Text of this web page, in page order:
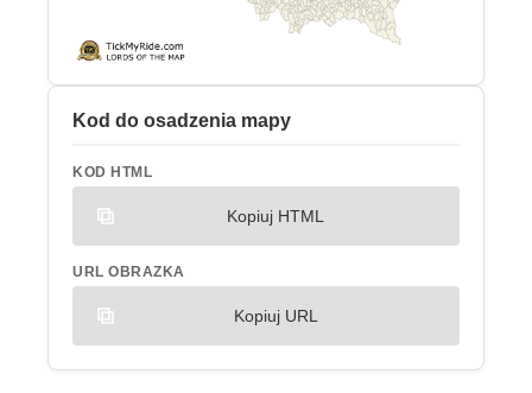
Kod do osadzenia mapy
KOD HTML
Kopiuj HTML
URL OBRAZKA
Kopiuj URL